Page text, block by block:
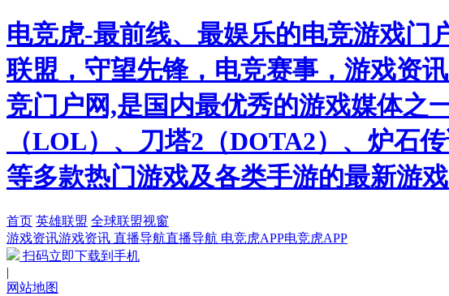
电竞虎-最前线、最娱乐的电竞游戏门
联盟，守望先锋，电竞赛事，游戏资
竞门户网,是国内最优秀的游戏媒体之
（LOL）、刀塔2（DOTA2）、炉石
等多款热门游戏及各类手游的最新游戏
首页 英雄联盟 全球联盟视窗
游戏资讯游戏资讯 直播导航直播导航 电竞虎APP电竞虎APP
扫码立即下载到手机
|
网站地图